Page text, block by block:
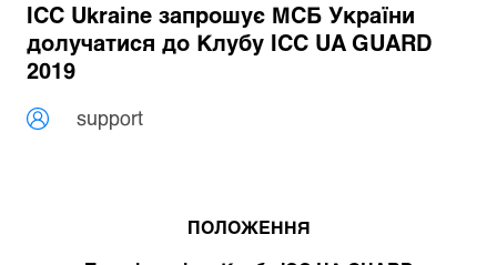
ICC Ukraine запрошує МСБ України
долучатися до Клубу ICC UA GUARD
2019
support
ПОЛОЖЕННЯ